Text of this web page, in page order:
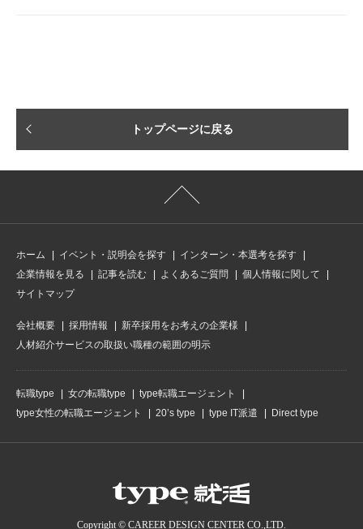
ンターという施設。5Gのネットワークや各家庭向けのインターネット回線
など、現代の生活に欠かせない通信インフラを支えています。また通信業界
ています。
これまで自動車と光通信という2本の柱で成長してきたセンコーアドバンス
す。
の事業。生成AIや機械学習の進化を加速させるために必要な「半導体」・
「光電融合」をキーワードに、スピード感を持って事業を展開させていま
制度
・新入社員研修（約3週間）
・新入社員フォローアップ研修（四半期に1度）
・階層別研修（若手、中堅、管理職研修）
ます。資格を取得された社員には報奨金を支給させていただきます。（語
学、簿記、IT関連などの資格。）
トップページに戻る
ホーム イベント・説明会を探す
インターン・本選考を探す
企業情報を見る
記事を読む よくあるご質問
個人情報に関して
サイトマップ
会社概要 採用情報
新卒採用をお考えの企業様
人材紹介サービスの取扱い職種の範囲の明示
転職type 女の転職type
type転職エージェント
type女性の転職エージェント
20’s type type IT派遣 Direct type
Copyright © CAREER DESIGN CENTER CO.,LTD.